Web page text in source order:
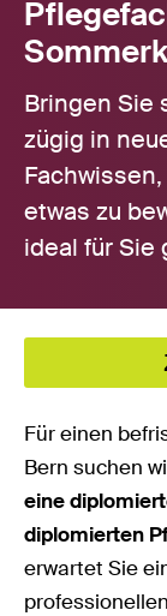
Bringen Sie
zügig in
etwas zu
ideal für Sie
Für einen
Bern suchen
eine
diplomierten
erwartet Sie